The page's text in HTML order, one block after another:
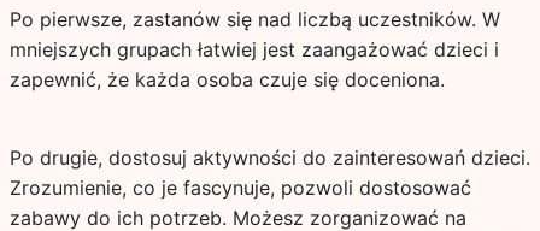
Po pierwsze, zastanów się nad liczbą uczestników. W
mniejszych grupach łatwiej jest zaangażować dzieci i
zapewnić, że każda osoba czuje się doceniona.
Po drugie, dostosuj aktywności do zainteresowań dzieci.
Zrozumienie, co je fascynuje, pozwoli dostosować
zabawy do ich potrzeb. Możesz zorganizować na